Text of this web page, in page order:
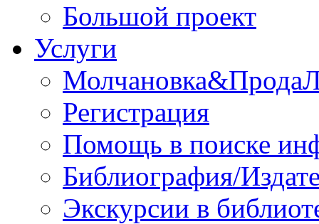
Большой проект
Услуги
Регистрация
Помощь в поиске
Библиография/
Экскурсии в